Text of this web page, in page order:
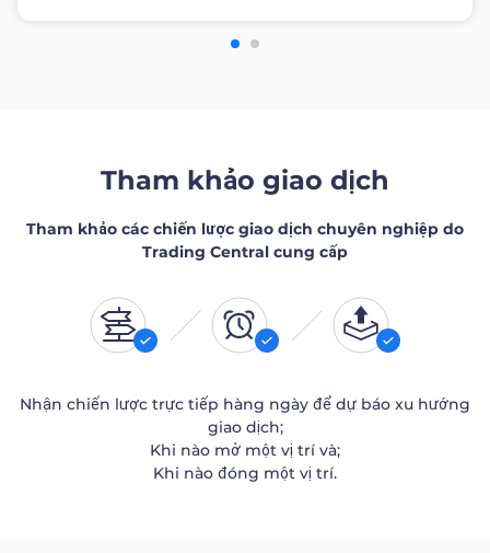
Tham khảo giao dịch
Tham khảo các chiến lược giao dịch chuyên nghiệp do
Trading Central cung cấp
Nhận chiến lược trực tiếp hàng ngày để dự báo xu hướng
giao dịch;
Khi nào mở một vị trí và;
Khi nào đóng một vị trí.